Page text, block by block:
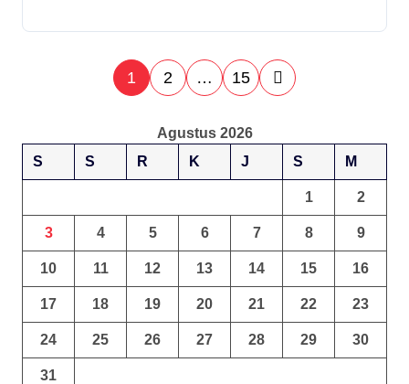
1 2 … 15
Agustus 2026
S
S R K J S M
1 2
3 4 5 6 7 8 9
10 11 12 13 14 15 16
17 18 19 20 21 22 23
24 25 26 27 28 29 30
31